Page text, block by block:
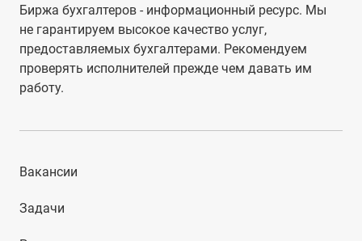
Биржа бухгалтеров - информационный ресурс. Мы
не гарантируем высокое качество услуг,
предоставляемых бухгалтерами. Рекомендуем
проверять исполнителей прежде чем давать им
работу.
Вакансии
Задачи